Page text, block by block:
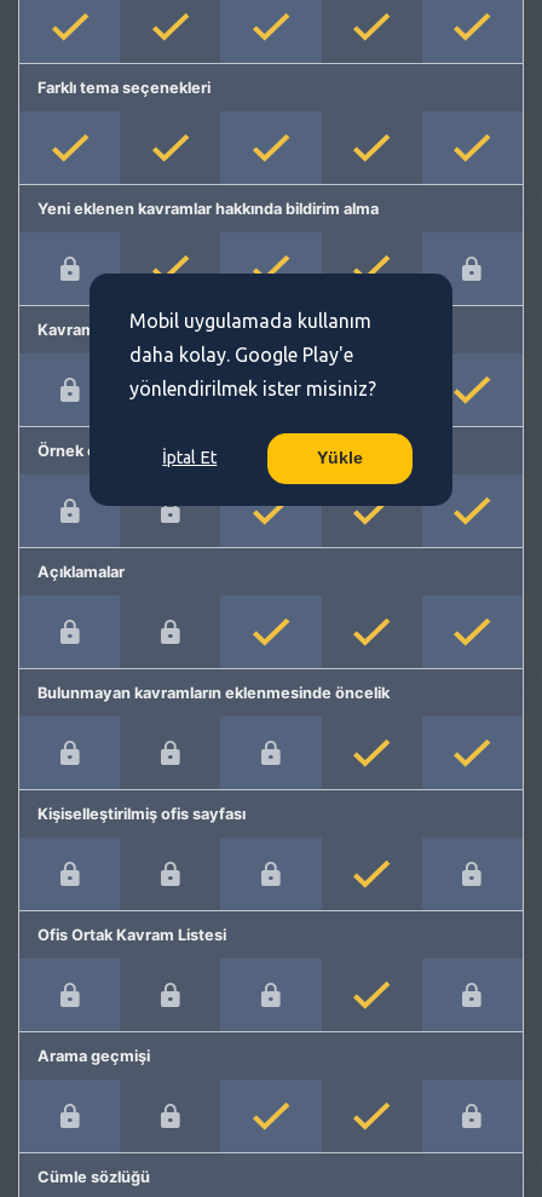
Farklı tema seçenekleri
Yeni eklenen kavramlar hakkında bildirim alma
Kavram önerme
Örnek cümleler
Açıklamalar
Bulunmayan kavramların eklenmesinde öncelik
Kişiselleştirilmiş ofis sayfası
Ofis Ortak Kavram Listesi
Arama geçmişi
Cümle sözlüğü
Mobil uygulamada kullanım
daha kolay. Google Play'e
yönlendirilmek ister misiniz?
İptal Et Yükle